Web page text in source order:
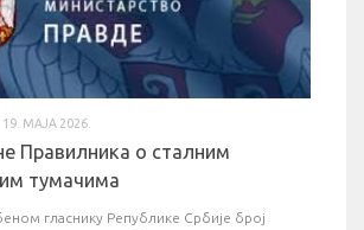
19. МАЈА 2026.
Правилника о сталним
тумачима
гласнику Републике Србије број